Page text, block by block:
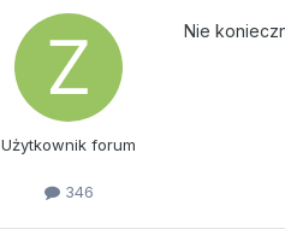
Użytkownik forum
346
Nie